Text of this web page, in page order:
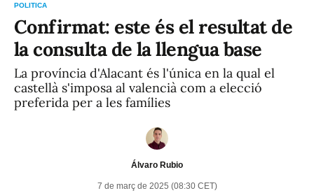
POLITICA
Confirmat: este és el resultat de
la consulta de la llengua base
La província d'Alacant és l'única en la qual el
castellà s'imposa al valencià com a elecció
preferida per a les famílies
Álvaro Rubio
7 de març de 2025 (08:30 CET)